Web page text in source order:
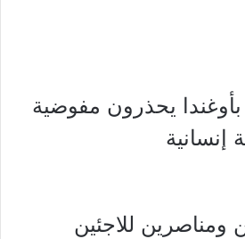
بأوغندا يحذرون مفوضية
إنسانية
ومناصرين للاجئين